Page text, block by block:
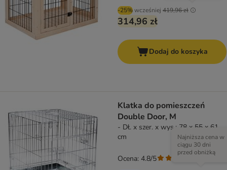
-25%wcześniej 419,96 zł
314,96 zł
Dodaj do koszyka
Klatka do pomieszczeń
Double Door, M
- Dł. x szer. x wys.: 78 x 55 x 61
cm
Najniższa cena w
ciągu 30 dni
przed obniżką
Ocena: 4.8/5